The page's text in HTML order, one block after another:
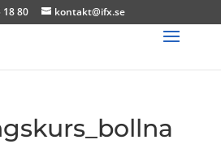
18 80 kontakt@ifx.se